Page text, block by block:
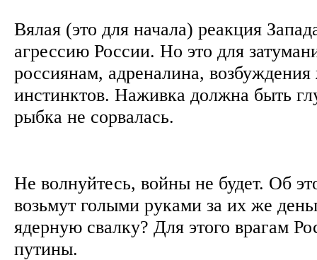
Вялая (это для начала) реакция
агрессию России. Но это для
россиянам, адреналина,
инстинктов. Наживка должна быть
рыбка не сорвалась.
Не волнуйтесь, войны не будет. Об
возьмут голыми руками за их же
ядерную свалку? Для этого врагам
путины.